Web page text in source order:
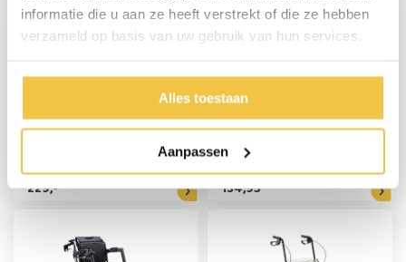
informatie die u aan ze heeft verstrekt of die ze hebben
verzameld op basis van uw gebruik van hun services.
Alles toestaan
Aanpassen
MultiMotion Shopper
229,-
MultiMotion Double
lichtgewicht rollator -
Rood
134,95